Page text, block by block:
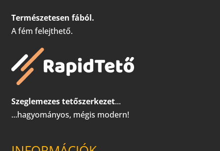
Természetesen fából.
A fém felejthető.
Szeglemezes tetőszerkezet...
...hagyományos, mégis modern!